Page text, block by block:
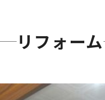
リフォーム